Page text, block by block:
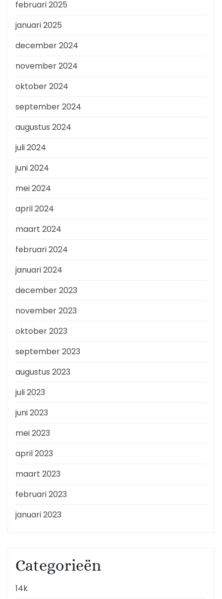
februari 2025
januari 2025
december 2024
november 2024
oktober 2024
september 2024
augustus 2024
juli 2024
juni 2024
mei 2024
april 2024
maart 2024
februari 2024
januari 2024
december 2023
november 2023
oktober 2023
september 2023
augustus 2023
juli 2023
juni 2023
mei 2023
april 2023
maart 2023
februari 2023
januari 2023
Categorieën
14k